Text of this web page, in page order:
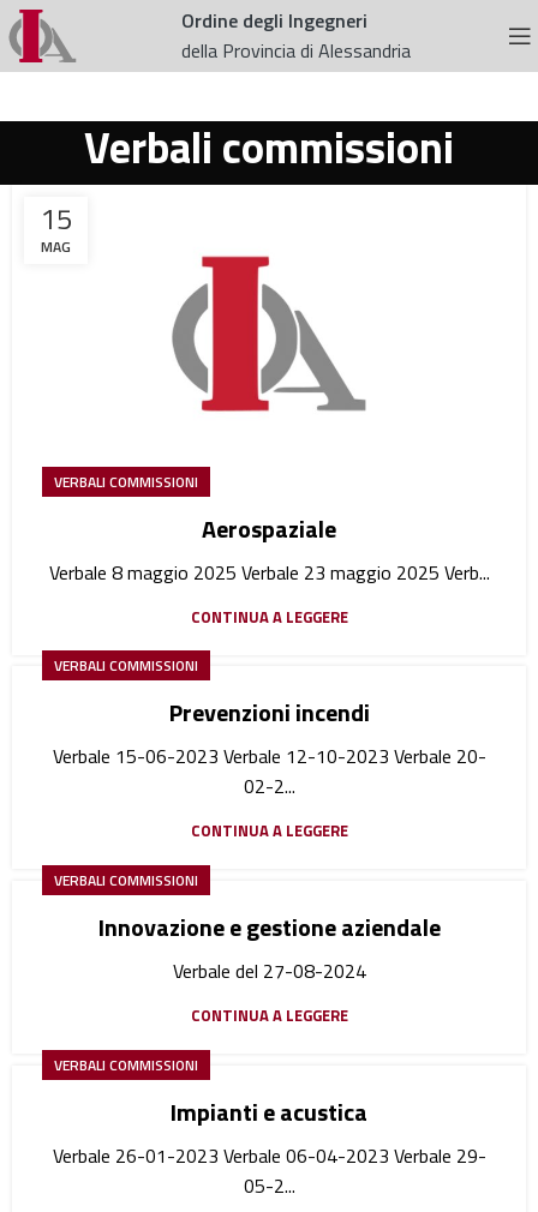
Ordine degli Ingegneri
della Provincia di Alessandria
Verbali commissioni
15
MAG
VERBALI COMMISSIONI
Aerospaziale
Verbale 8 maggio 2025 Verbale 23 maggio 2025 Verb...
CONTINUA A LEGGERE
VERBALI COMMISSIONI
Prevenzioni incendi
Verbale 15-06-2023 Verbale 12-10-2023 Verbale 20-
02-2...
CONTINUA A LEGGERE
VERBALI COMMISSIONI
Innovazione e gestione aziendale
Verbale del 27-08-2024
CONTINUA A LEGGERE
VERBALI COMMISSIONI
Impianti e acustica
Verbale 26-01-2023 Verbale 06-04-2023 Verbale 29-
05-2...